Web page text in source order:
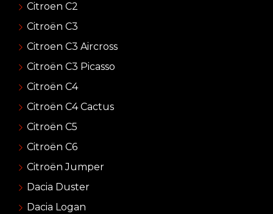
Citroen C2
Citroën C3
Citroen C3 Aircross
Citroën C3 Picasso
Citroën C4
Citroën C4 Cactus
Citroën C5
Citroën C6
Citroën Jumper
Dacia Duster
Dacia Logan